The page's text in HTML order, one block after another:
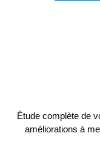
Étude complète de
améliorations à